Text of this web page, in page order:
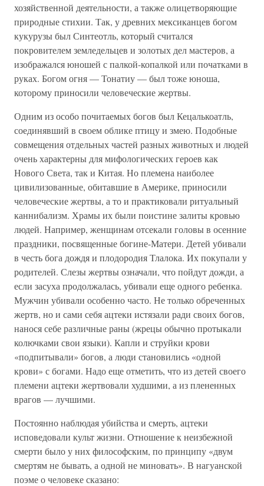
хозяйственной деятельности, а также олицетворяющие
природные стихии. Так, у древних мексиканцев богом
кукурузы был Синтеотль, который считался
покровителем земледельцев и золотых дел мастеров, а
изображался юношей с палкой-копалкой или початками в
руках. Богом огня — Тонатиу — был тоже юноша,
которому приносили человеческие жертвы.
Одним из особо почитаемых богов был Кецалькоатль,
соединявший в своем облике птицу и змею. Подобные
совмещения отдельных частей разных животных и людей
очень характерны для мифологических героев как
Нового Света, так и Китая. Но племена наиболее
цивилизованные, обитавшие в Америке, приносили
человеческие жертвы, а то и практиковали ритуальный
каннибализм. Храмы их были поистине залиты кровью
людей. Например, женщинам отсекали головы в осенние
праздники, посвященные богине-Матери. Детей убивали
в честь бога дождя и плодородия Тлалока. Их покупали у
родителей. Слезы жертвы означали, что пойдут дожди, а
если засуха продолжалась, убивали еще одного ребенка.
Мужчин убивали особенно часто. Не только обреченных
жертв, но и сами себя ацтеки истязали ради своих богов,
нанося себе различные раны (жрецы обычно протыкали
колючками свои языки). Капли и струйки крови
«подпитывали» богов, а люди становились «одной
крови» с богами. Надо еще отметить, что из детей своего
племени ацтеки жертвовали худшими, а из плененных
врагов — лучшими.
Постоянно наблюдая убийства и смерть, ацтеки
исповедовали культ жизни. Отношение к неизбежной
смерти было у них философским, по принципу «двум
смертям не бывать, а одной не миновать». В нагуанской
поэме о человеке сказано: